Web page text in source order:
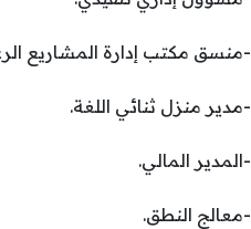
-منسق مكتب إدارة المشاريع
-مدير منزل ثنائي اللغة.
-المدير المالي.
-معالج النطق.